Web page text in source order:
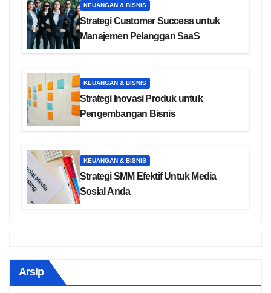
KEUANGAN & BISNIS
Strategi Customer Success untuk
Manajemen Pelanggan SaaS
KEUANGAN & BISNIS
Strategi Inovasi Produk untuk
Pengembangan Bisnis
KEUANGAN & BISNIS
Strategi SMM Efektif Untuk Media
Sosial Anda
Arsip